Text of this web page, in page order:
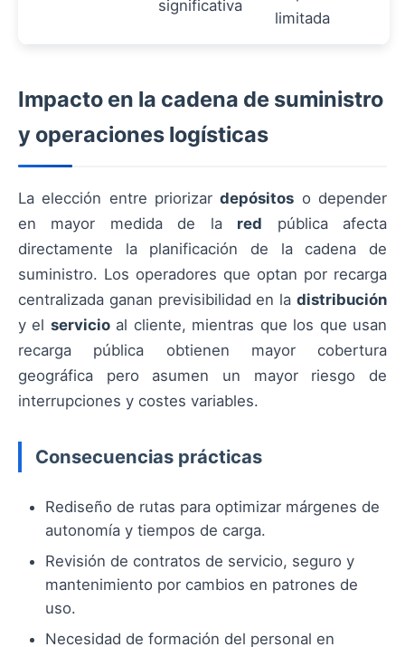
significativa
limitada
Impacto en la cadena de suministro
y operaciones logísticas
La elección entre priorizardepósitos o depender
en mayor medida de la red pública afecta
directamente la planificación de la cadena de
suministro. Los operadores que optan por recarga
centralizada ganan previsibilidad en la distribución
y el servicioal cliente, mientras que los que usan
recarga pública obtienen mayor cobertura
geográfica pero asumen un mayor riesgo de
interrupciones y costes variables.
Consecuencias prácticas
Rediseño de rutas para optimizar márgenes de
autonomía y tiempos de carga.
Revisión de contratos de servicio, seguro y
mantenimiento por cambios en patrones de
uso.
Necesidad de formación del personal en